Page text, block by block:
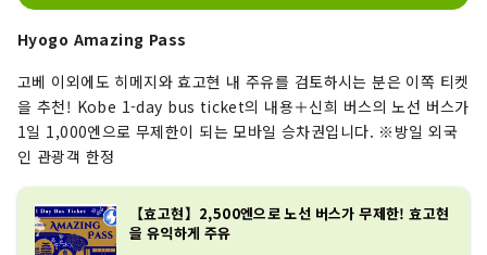
Hyogo Amazing Pass
고베 이외에도 히메지와 효고현 내 주유를 검토하시는 분은 이쪽 티켓
을 추천! Kobe 1-day bus ticket의 내용＋신희 버스의 노선 버스가
1일 1,000엔으로 무제한이 되는 모바일 승차권입니다. ※방일 외국
인 관광객 한정
【효고현】2,500엔으로 노선 버스가 무제한! 효고현
을 유익하게 주유